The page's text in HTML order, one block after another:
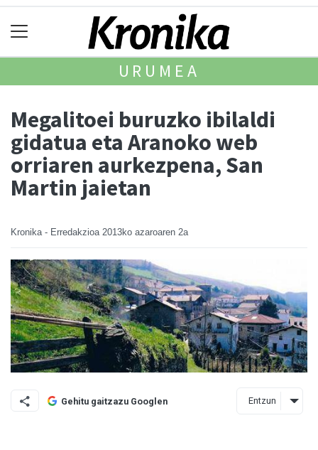
URUMEA
Megalitoei buruzko ibilaldi
gidatua eta Aranoko web
orriaren aurkezpena, San
Martin jaietan
Kronika - Erredakzioa 2013ko azaroaren 2a
Gehitu gaitzazu Googlen Entzun